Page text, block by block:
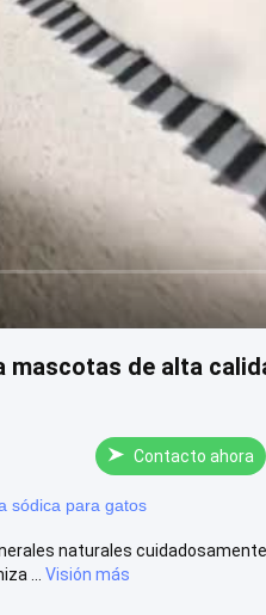
de alta
Contacto ahora
sódica para gatos
naturales
...
Visión más